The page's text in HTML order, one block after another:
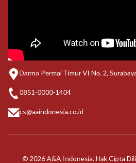
Darmo Permai Timur VI No. 2,
0851-0000-1404
cs@aaindonesia.co.id
© 2026 A&A Indonesia. Hak Cipta